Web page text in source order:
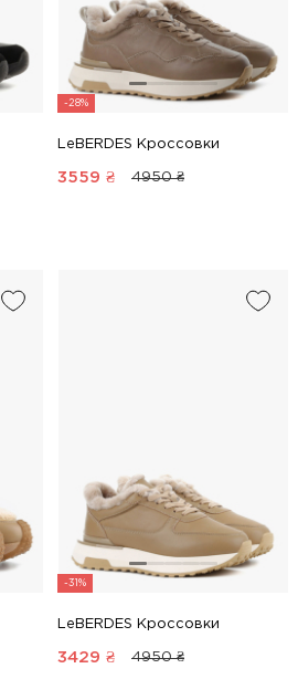
-28%
LeBERDES Кроссовки
3559 ₴ 4950 ₴
-31%
LeBERDES Кроссовки
3429 ₴ 4950 ₴